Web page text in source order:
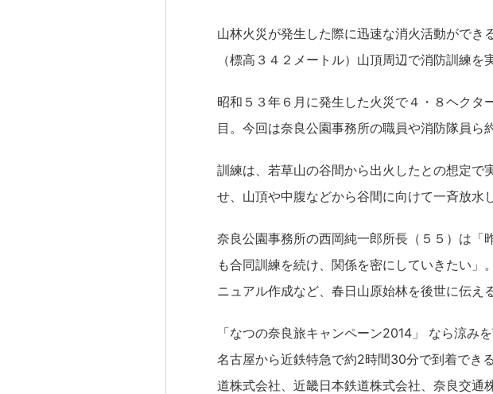
山林火災が発生した際に迅速な消火活動がで
（標高３４２メートル）山頂周辺で消防訓練を
昭和５３年６月に発生した火災で４・８ヘク
目。今回は奈良公園事務所の職員や消防隊員ら
訓練は、若草山の谷間から出火したとの想定で
せ、山頂や中腹などから谷間に向けて一斉放水し
奈良公園事務所の西岡純一郎所長（５５）は「
も合同訓練を続け、関係を密にしていきたい
ニュアル作成など、春日山原始林を後世に伝え
「なつの奈良旅キャンペーン2014」 なら涼み
名古屋から近鉄特急で約2時間30分で到着できる
道株式会社、近畿日本鉄道株式会社、奈良交通